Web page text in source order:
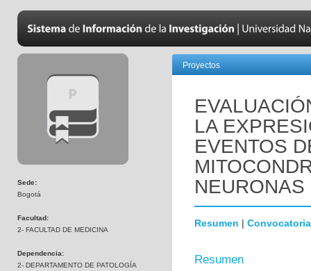
Sede:
Bogotá
Facultad:
2- FACULTAD DE MEDICINA
Dependencia:
2- DEPARTAMENTO DE PATOLOGÍA
Proyectos
LA
EVENTOS
Resumen | Convocatoria
Resumen